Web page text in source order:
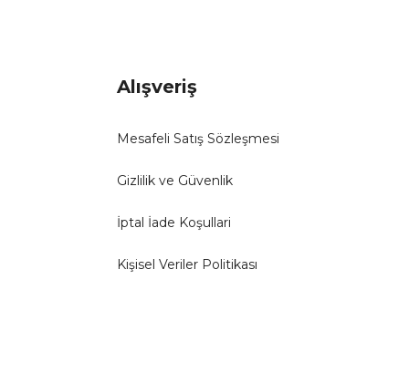
Alışveriş
Mesafeli Satış Sözleşmesi
Gizlilik ve Güvenlik
İptal İade Koşullari
Kişisel Veriler Politikası